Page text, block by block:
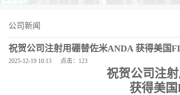
公司新闻
祝贺公司注射用硼替佐米ANDA 获得美国
2025-12-19 10:13 点击： 123
祝贺公司注
获得美国